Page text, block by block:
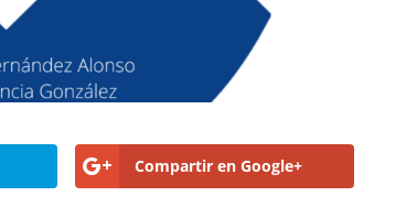
Compartir en Google+